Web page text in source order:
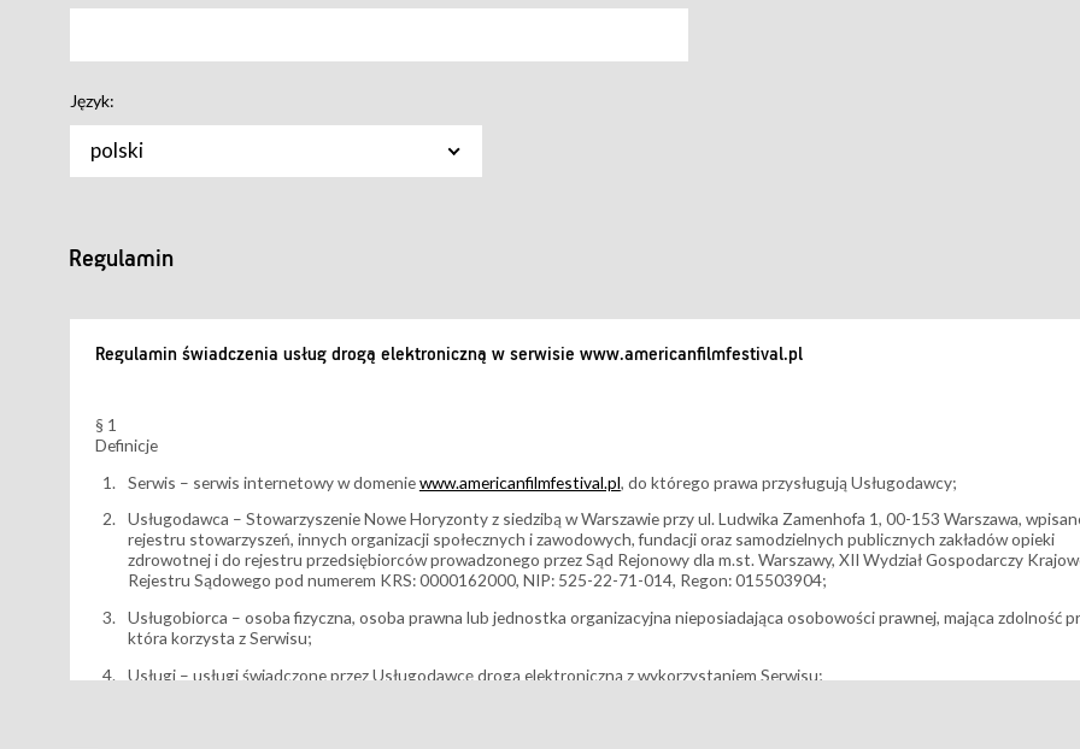
Język:
polski
Regulamin
Regulamin świadczenia usług drogą elektroniczną w serwisie www.americanfilmfestival.pl
§ 1
Definicje
Serwis – serwis internetowy w domeniewww.americanfilmfestival.pl, do którego prawa przysługują Usługodawcy;
Usługodawca – Stowarzyszenie Nowe Horyzonty z siedzibą w Warszawie przy ul. Ludwika Zamenhofa 1, 00-153 Warszawa,
rejestru stowarzyszeń, innych organizacji społecznych i zawodowych, fundacji oraz samodzielnych publicznych zakładów opieki
zdrowotnej i do rejestru przedsiębiorców prowadzonego przez Sąd Rejonowy dla m.st. Warszawy, XII Wydział Gospodarczy
Rejestru Sądowego pod numerem KRS: 0000162000, NIP: 525-22-71-014, Regon: 015503904;
Usługobiorca – osoba fizyczna, osoba prawna lub jednostka organizacyjna nieposiadająca osobowości prawnej, mająca zdolność
która korzysta z Serwisu;
Usługi – usługi świadczone przez Usługodawcę drogą elektroniczną z wykorzystaniem Serwisu;